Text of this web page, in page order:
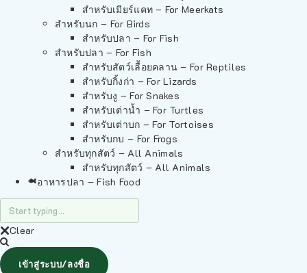
สำหรับเมียร์แคท – For Meerkats
สำหรับนก – For Birds
สำหรับปลา – For Fish
สำหรับปลา – For Fish
สำหรับสัตว์เลื้อยคลาน – For Reptiles
สำหรับกิ้งก่า – For Lizards
สำหรับงู – For Snakes
สำหรับเต่าน้ำ – For Turtles
สำหรับเต่าบก – For Tortoises
สำหรับกบ – For Frogs
สำหรับทุกสัตว์ – All Animals
สำหรับทุกสัตว์ – All Animals
อาหารปลา – Fish Food
Clear
เข้าสู่ระบบ/ลงชื่อ